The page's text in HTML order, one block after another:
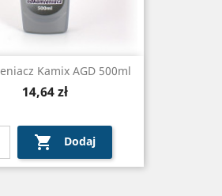
Kamix AGD 500ml
Cena
14,64 zł
 Dodaj